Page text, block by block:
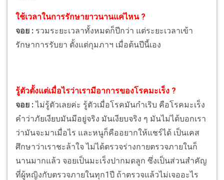
ใช้เวลาในการรักษายาวนานแค่ไหน ?
จอย : รวมระยะเวลาทั้งหมดก็ปีกว่า แต่ระยะเวลาเข้า
รักษาการรับยา ตั้งแต่กุมภาฯ เมื่อต้นปีนี้เอง
รู้ตัวตั้งแต่เมื่อไรว่าเรามีอาการของโรคมะเร็ง ?
จอย :ไม่รู้ตัวเลยค่ะ รู้ตัวเมื่อโรคมันกำเริบ คือโรคมะเร็ง
คำว่าภัยเงียบมันมีอยู่จริง มันเงียบจริง ๆ มันไม่ได้บอกเรา
ว่ามันจะมาเมื่อไร และหนูก็คืออยากให้แชร์ได้ เป็นเคส
ศึกษาว่าเราชะล้าใจ ไม่ได้ตรวจร่างกายตรวจภายในก็
นานมากแล้ว จอยเป็นมะเร็งปากมดลูก ซึ่งเป็นส่วนสำคัญ
ที่ผู้หญิงกับตรวจภายในทุก1ปี ถ้าตรวจแล้วไม่เจออะไร